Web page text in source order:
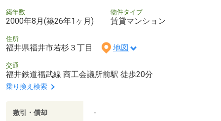
築年数
2000年8月(築26年1ヶ月)
物件タイプ
賃貸マンション
住所
福井県福井市若杉３丁目 地図
交通
福井鉄道福武線 商工会議所前駅 徒歩20分
乗り換え検索
敷引・償却 -